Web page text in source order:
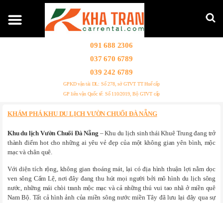
091 688 2306
037 670 6789
039 242 6789
GPKD vận tải DL: Số 278, sở GTVT TT Huế cấp
GP liên vận Quốc tế: Số 110/2019, Bộ GTVT cấp
KHÁM PHÁ KHU DU LỊCH VƯỜN CHUỐI ĐÀ NẴNG
Khu du lịch Vườn Chuối Đà Nẵng – Khu du lịch sinh thái Khuê Trung đang trở
thành điểm hot cho những ai yêu vẻ đẹp của một không gian yên bình, mộc
mạc và chân quê.
Với diện tích rộng, không gian thoáng mát, lại có địa hình thuận lợi nằm dọc
ven sông Cẩm Lệ, nơi đây đang thu hút mọi người bởi mô hình du lịch sông
nước, những mái chòi tranh mộc mạc và cả những thú vui tao nhã ở miền quê
Nam Bộ. Tất cả hình ảnh của miền sông nước miền Tây đã lưu lại đây qua sự